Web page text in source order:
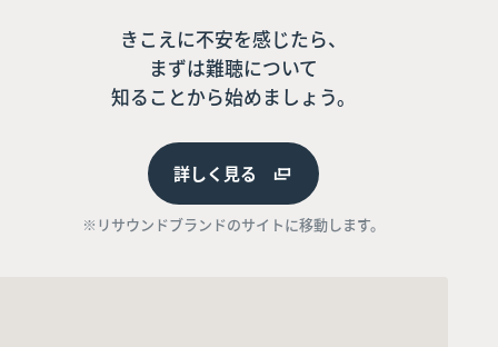
きこえに不安を感じたら、
まずは難聴について
知ることから始めましょう。
詳しく見る
※リサウンドブランドのサイトに移動します。